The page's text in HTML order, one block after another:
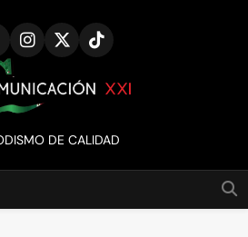
XXI
DE CALIDAD